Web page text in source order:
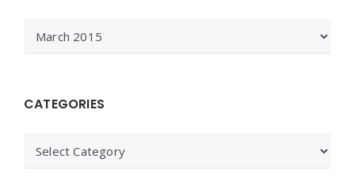
CATEGORIES